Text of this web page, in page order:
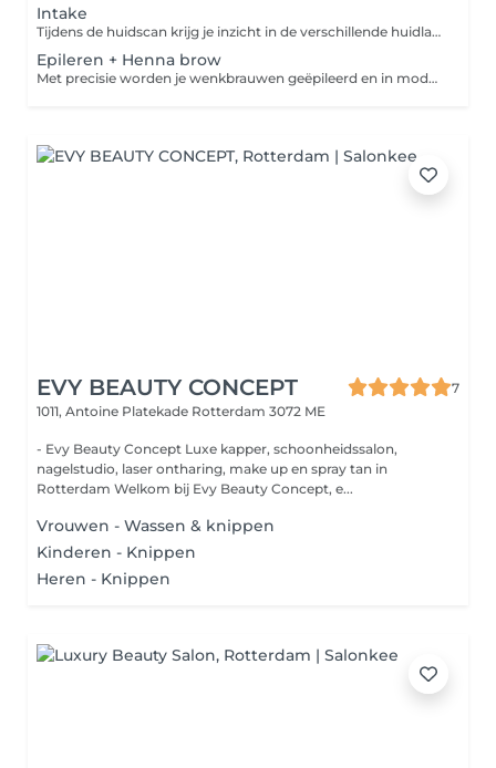
Intake
Tijdens de huidscan krijg je inzicht in de verschillende huidlagen om beschadigingen en problematiek nauwkeurig te ontdekken. Dit helpt bij het bepalen van de juiste behandelingen voor een gezonde en stralende huid.
Epileren + Henna brow
Met precisie worden je wenkbrauwen geëpileerd en in model gebracht. Vervolgens wordt henna verf gebruikt om zowel de haartjes als de huid te kleuren, wat zorgt voor vollere en strakkere wenkbrauwen met een langdurig resultaat.
EVY BEAUTY CONCEPT
7
1011, Antoine Platekade Rotterdam 3072 ME
- Evy Beauty Concept Luxe kapper, schoonheidssalon,
nagelstudio, laser ontharing, make up en spray tan in
Rotterdam Welkom bij Evy Beauty Concept, e...
Vrouwen - Wassen & knippen
Kinderen - Knippen
Heren - Knippen